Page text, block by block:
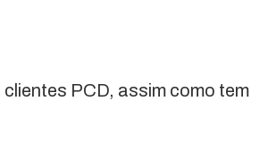
PCD, assim como tem